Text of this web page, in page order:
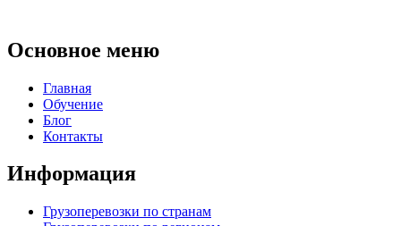
Основное меню
Главная
Обучение
Блог
Контакты
Информация
Грузоперевозки по странам